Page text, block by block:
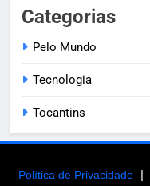
Categorias
Pelo Mundo
Tecnologia
Tocantins
Política de Privacidade |